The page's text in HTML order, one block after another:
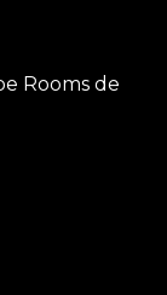
Rooms de